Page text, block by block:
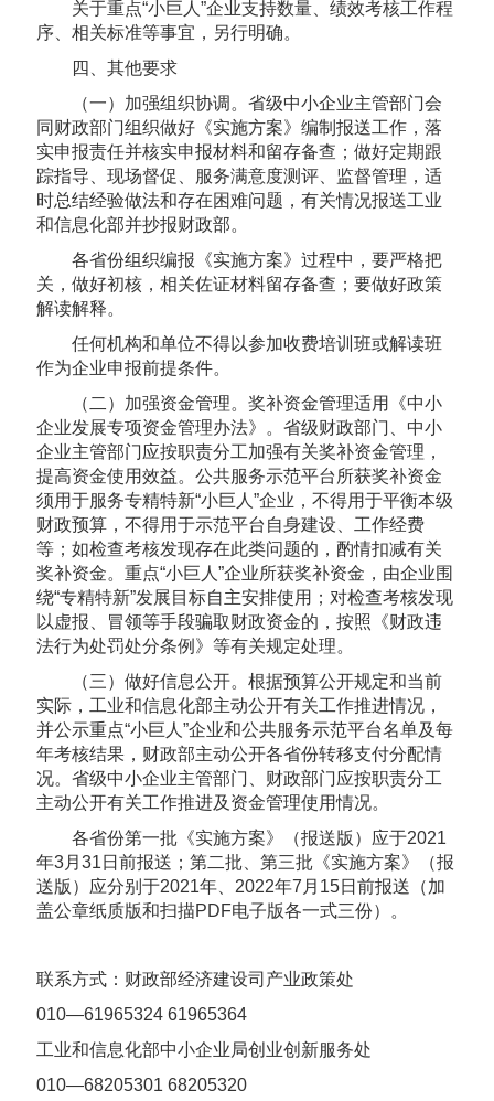
关于重点“小巨人”企业支持数量、绩效考核工作程
序、相关标准等事宜，另行明确。
四、其他要求
（一）加强组织协调。省级中小企业主管部门会
同财政部门组织做好《实施方案》编制报送工作，落
实申报责任并核实申报材料和留存备查；做好定期跟
踪指导、现场督促、服务满意度测评、监督管理，适
时总结经验做法和存在困难问题，有关情况报送工业
和信息化部并抄报财政部。
各省份组织编报《实施方案》过程中，要严格把
关，做好初核，相关佐证材料留存备查；要做好政策
解读解释。
任何机构和单位不得以参加收费培训班或解读班
作为企业申报前提条件。
（二）加强资金管理。奖补资金管理适用《中小
企业发展专项资金管理办法》。省级财政部门、中小
企业主管部门应按职责分工加强有关奖补资金管理，
提高资金使用效益。公共服务示范平台所获奖补资金
须用于服务专精特新“小巨人”企业，不得用于平衡本级
财政预算，不得用于示范平台自身建设、工作经费
等；如检查考核发现存在此类问题的，酌情扣减有关
奖补资金。重点“小巨人”企业所获奖补资金，由企业围
绕“专精特新”发展目标自主安排使用；对检查考核发现
以虚报、冒领等手段骗取财政资金的，按照《财政违
法行为处罚处分条例》等有关规定处理。
（三）做好信息公开。根据预算公开规定和当前
实际，工业和信息化部主动公开有关工作推进情况，
并公示重点“小巨人”企业和公共服务示范平台名单及每
年考核结果，财政部主动公开各省份转移支付分配情
况。省级中小企业主管部门、财政部门应按职责分工
主动公开有关工作推进及资金管理使用情况。
各省份第一批《实施方案》（报送版）应于2021
年3月31日前报送；第二批、第三批《实施方案》（报
送版）应分别于2021年、2022年7月15日前报送（加
盖公章纸质版和扫描PDF电子版各一式三份）。
联系方式：财政部经济建设司产业政策处
010—61965324 61965364
工业和信息化部中小企业局创业创新服务处
010—68205301 68205320